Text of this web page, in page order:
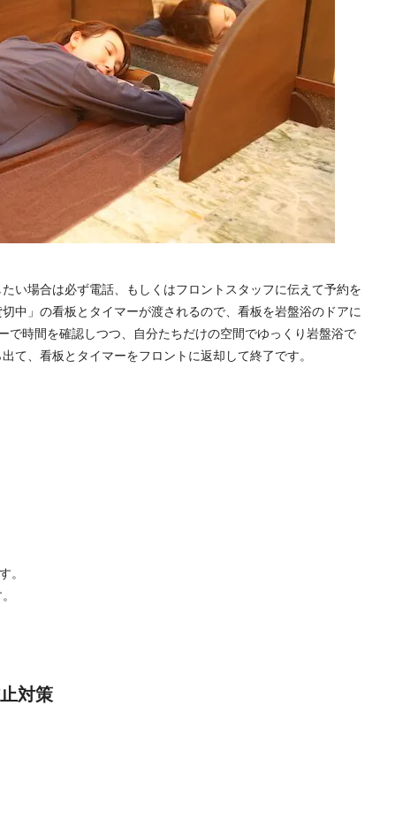
い場合は必ず電話、もしくはフロントスタッフに伝えて予約を
中」の看板とタイマーが渡されるので、看板を岩盤浴のドアに
で時間を確認しつつ、自分たちだけの空間でゆっくり岩盤浴で
て、看板とタイマーをフロントに返却して終了です。
。
対策